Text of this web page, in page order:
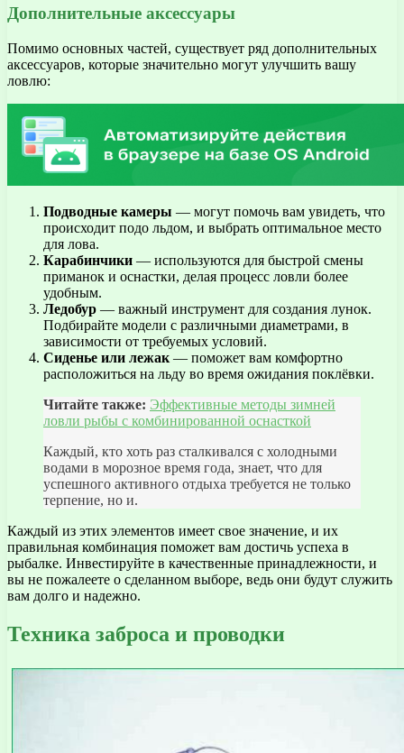
Дополнительные аксессуары
Помимо основных частей, существует ряд дополнительных
аксессуаров, которые значительно могут улучшить вашу
ловлю:
Подводные камеры — могут помочь вам увидеть, что
происходит подо льдом, и выбрать оптимальное место
для лова.
Карабинчики — используются для быстрой смены
приманок и оснастки, делая процесс ловли более
удобным.
Ледобур — важный инструмент для создания лунок.
Подбирайте модели с различными диаметрами, в
зависимости от требуемых условий.
Сиденье или лежак — поможет вам комфортно
расположиться на льду во время ожидания поклёвки.
Читайте также: Эффективные методы зимней
ловли рыбы с комбинированной оснасткой
Каждый, кто хоть раз сталкивался с холодными
водами в морозное время года, знает, что для
успешного активного отдыха требуется не только
терпение, но и.
Каждый из этих элементов имеет свое значение, и их
правильная комбинация поможет вам достичь успеха в
рыбалке. Инвестируйте в качественные принадлежности, и
вы не пожалеете о сделанном выборе, ведь они будут служить
вам долго и надежно.
Техника заброса и проводки